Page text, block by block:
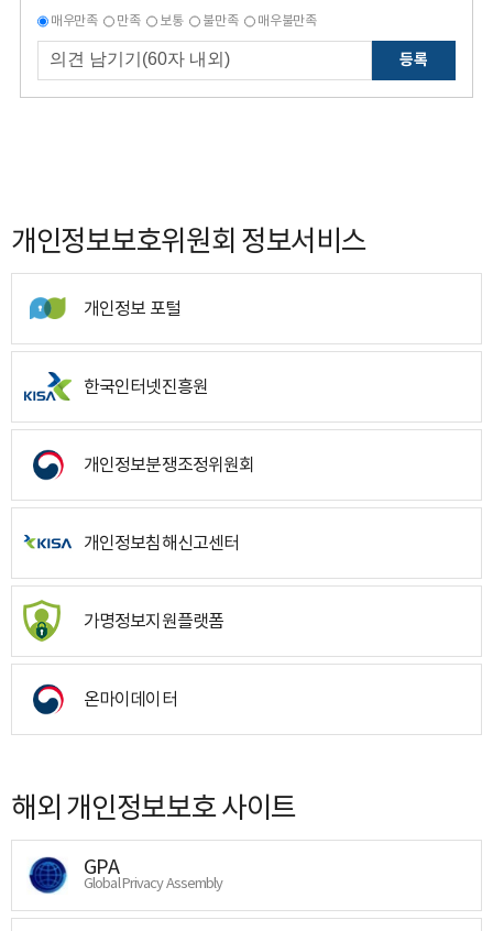
매우만족 만족 보통 불만족 매우불만족
등록
개인정보보호위원회 정보서비스
개인정보 포털
한국인터넷진흥원
개인정보분쟁조정위원회
개인정보침해신고센터
가명정보지원플랫폼
온마이데이터
해외 개인정보보호 사이트
GPA
Global Privacy Assembly